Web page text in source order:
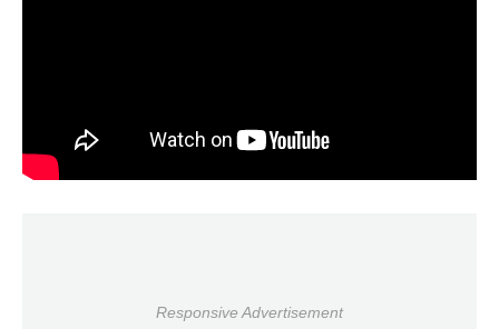
Responsive Advertisement